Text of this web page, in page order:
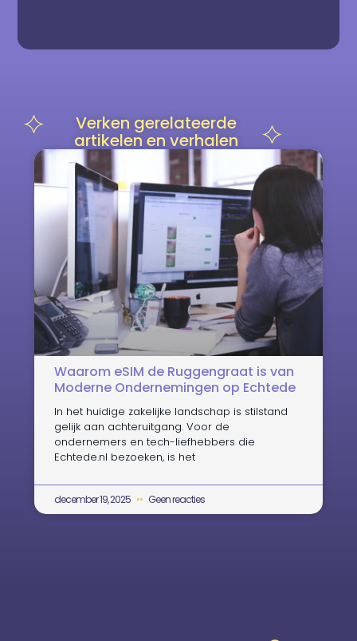
Verken gerelateerde
artikelen en verhalen
Waarom eSIM de Ruggengraat is van
Moderne Ondernemingen op Echtede
In het huidige zakelijke landschap is stilstand
gelijk aan achteruitgang. Voor de
ondernemers en tech-liefhebbers die
Echtede.nl bezoeken, is het
december 19, 2025 Geen reacties